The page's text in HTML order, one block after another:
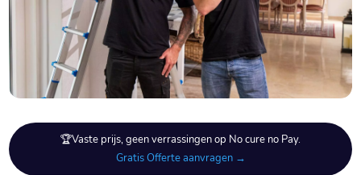
🏆Vaste prijs, geen verrassingen op No cure no Pay.
Gratis Offerte aanvragen →